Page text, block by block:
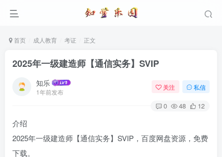
首页 成人教育 考证 正文
2025年一级建造师【通信实务】SVIP
知乐
1年前发布
关注 私信
0 48 12
介绍
2025年一级建造师【通信实务】SVIP，百度网盘资源，免费
下载。